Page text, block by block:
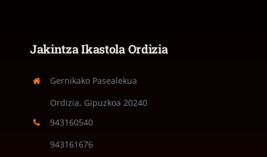
Jakintza Ikastola Ordizia
Gernikako Pasealekua
Ordizia, Gipuzkoa 20240
943160540
943161676